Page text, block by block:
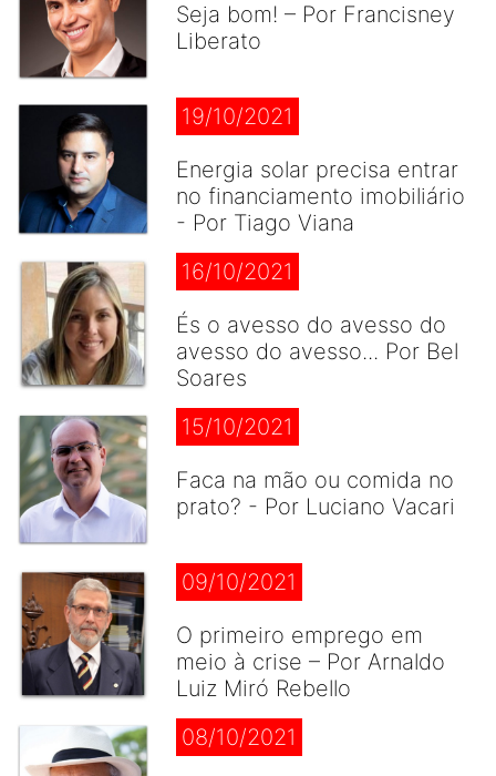
Seja bom! – Por Francisney
Liberato
19/10/2021
Energia solar precisa entrar
no financiamento imobiliário
- Por Tiago Viana
16/10/2021
És o avesso do avesso do
avesso do avesso... Por Bel
Soares
15/10/2021
Faca na mão ou comida no
prato? - Por Luciano Vacari
09/10/2021
O primeiro emprego em
meio à crise – Por Arnaldo
Luiz Miró Rebello
08/10/2021